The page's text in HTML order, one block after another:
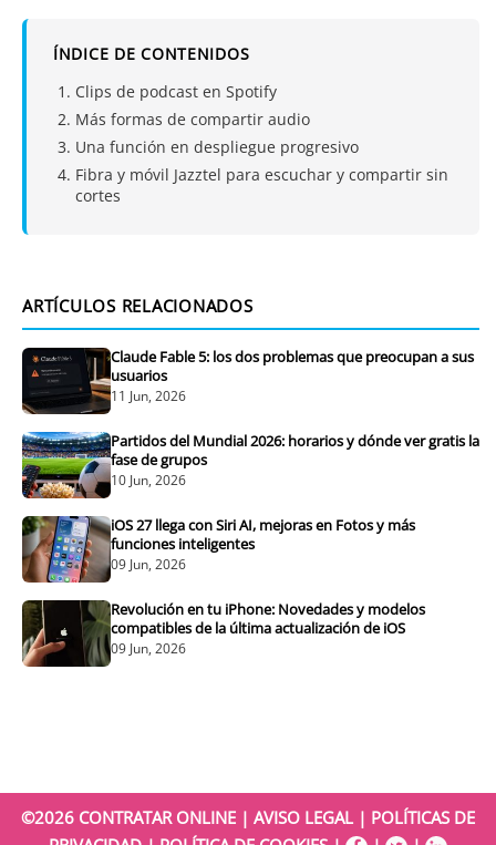
ÍNDICE DE CONTENIDOS
Clips de podcast en Spotify
Más formas de compartir audio
Una función en despliegue progresivo
Fibra y móvil Jazztel para escuchar y compartir sin
cortes
ARTÍCULOS RELACIONADOS
Claude Fable 5: los dos problemas que preocupan a sus
usuarios
11 Jun, 2026
Partidos del Mundial 2026: horarios y dónde ver gratis la
fase de grupos
10 Jun, 2026
iOS 27 llega con Siri AI, mejoras en Fotos y más
funciones inteligentes
09 Jun, 2026
Revolución en tu iPhone: Novedades y modelos
compatibles de la última actualización de iOS
09 Jun, 2026
©2026 CONTRATAR ONLINE | AVISO LEGAL | POLÍTICAS DE